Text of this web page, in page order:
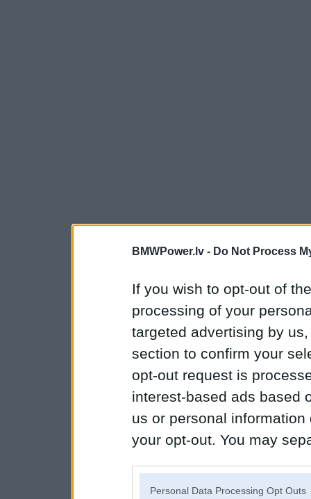
BMWPower.lv - Do Not Process
If you wish to opt-out of
processing of your
targeted advertising by
section to confirm your
opt-out request is
interest-based ads based
us or personal
your opt-out. You may
Personal Data Processing Opt Outs